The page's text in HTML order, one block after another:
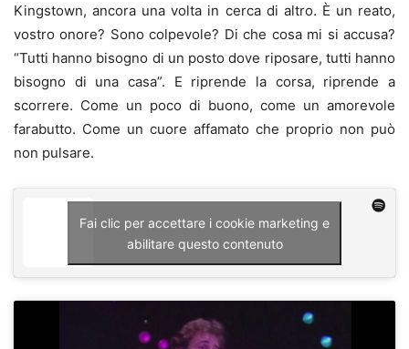
Kingstown, ancora una volta in cerca di altro. È un reato,
vostro onore? Sono colpevole? Di che cosa mi si accusa?
“Tutti hanno bisogno di un posto dove riposare, tutti hanno
bisogno di una casa”. E riprende la corsa, riprende a
scorrere. Come un poco di buono, come un amorevole
farabutto. Come un cuore affamato che proprio non può
non pulsare.
Fai clic per accettare i cookie marketing e
abilitare questo contenuto